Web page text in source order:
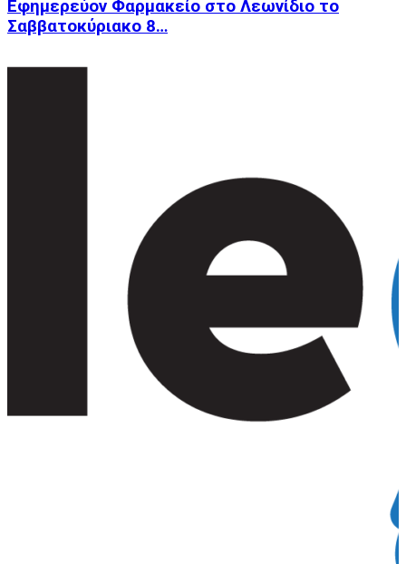
Εφημερεύον Φαρμακείο στο Λεωνίδιο το
Σαββατοκύριακο 8…